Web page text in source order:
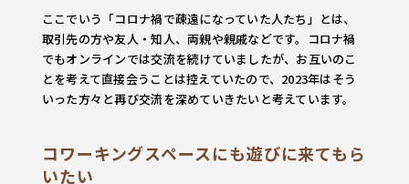
ここでいう「コロナ禍で疎遠になっていた人たち」とは、
取引先の方や友人・知人、両親や親戚などです。コロナ禍
でもオンラインでは交流を続けていましたが、お互いのこ
とを考えて直接会うことは控えていたので、2023年はそう
いった方々と再び交流を深めていきたいと考えています。
コワーキングスペースにも遊びに来てもら
いたい